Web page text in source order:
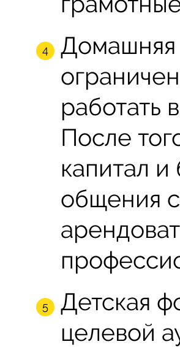
Домашняя
работать
После
капитал
общения
Детская
целевой